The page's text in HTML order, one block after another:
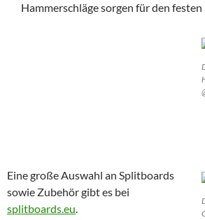
Hammerschläge sorgen für den festen
Eine große Auswahl an Splitboards
sowie Zubehör gibt es bei
splitboards.eu.